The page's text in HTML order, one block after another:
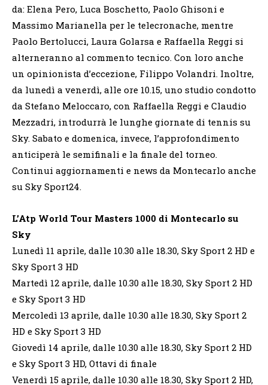
da: Elena Pero, Luca Boschetto, Paolo Ghisoni e
Massimo Marianella per le telecronache, mentre
Paolo Bertolucci, Laura Golarsa e Raffaella Reggi si
alterneranno al commento tecnico. Con loro anche
un opinionista d’eccezione, Filippo Volandri. Inoltre,
da lunedì a venerdì, alle ore 10.15, uno studio condotto
da Stefano Meloccaro, con Raffaella Reggi e Claudio
Mezzadri, introdurrà le lunghe giornate di tennis su
Sky. Sabato e domenica, invece, l’approfondimento
anticiperà le semifinali e la finale del torneo.
Continui aggiornamenti e news da Montecarlo anche
su Sky Sport24.
L’Atp World Tour Masters 1000 di Montecarlo su
Sky
Lunedì 11 aprile, dalle 10.30 alle 18.30, Sky Sport 2 HD e
Sky Sport 3 HD
Martedì 12 aprile, dalle 10.30 alle 18.30, Sky Sport 2 HD
e Sky Sport 3 HD
Mercoledì 13 aprile, dalle 10.30 alle 18.30, Sky Sport 2
HD e Sky Sport 3 HD
Giovedì 14 aprile, dalle 10.30 alle 18.30, Sky Sport 2 HD
e Sky Sport 3 HD, Ottavi di finale
Venerdì 15 aprile, dalle 10.30 alle 18.30, Sky Sport 2 HD,